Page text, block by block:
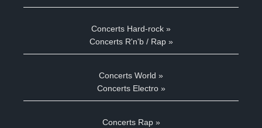
Concerts Hard-rock »
Concerts R'n'b / Rap »
Concerts World »
Concerts Electro »
Concerts Rap »